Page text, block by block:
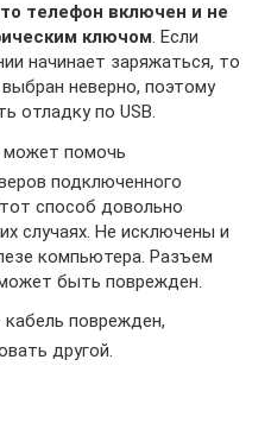
телефон включен и не
ключом. Если
начинает заряжаться, то
неверно, поэтому
отладку по USB.
может помочь
подключенного
способ довольно
случаях. Не исключены и
компьютера. Разъем
быть поврежден.
кабель поврежден,
другой.